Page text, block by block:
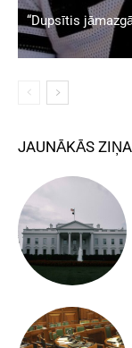
“Dupsītis
JAUNĀKĀS